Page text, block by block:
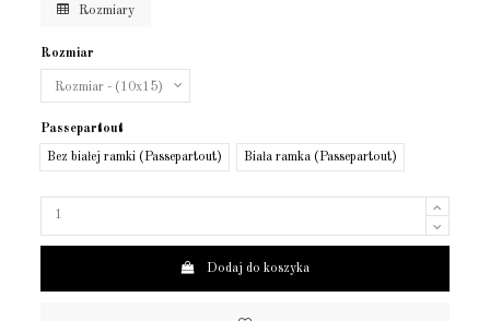
Rozmiary
Rozmiar
Passepartout
Bez białej ramki (Passepartout) Biała ramka (Passepartout)
Dodaj do koszyka